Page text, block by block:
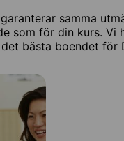
samma
som för din kurs. Vi
bästa boendet för